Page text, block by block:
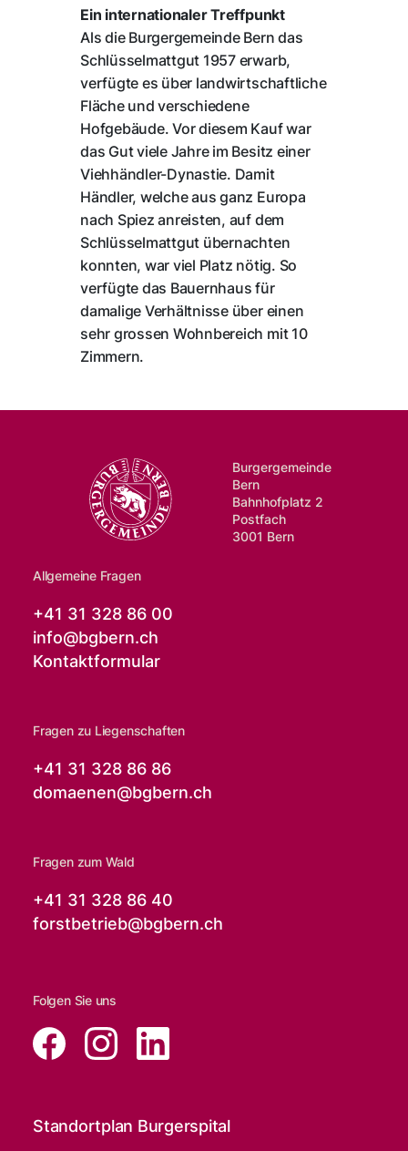
Ein internationaler Treffpunkt
Als die Burgergemeinde Bern das
Schlüsselmattgut 1957 erwarb,
verfügte es über landwirtschaftliche
Fläche und verschiedene
Hofgebäude. Vor diesem Kauf war
das Gut viele Jahre im Besitz einer
Viehhändler-Dynastie. Damit
Händler, welche aus ganz Europa
nach Spiez anreisten, auf dem
Schlüsselmattgut übernachten
konnten, war viel Platz nötig. So
verfügte das Bauernhaus für
damalige Verhältnisse über einen
sehr grossen Wohnbereich mit 10
Zimmern.
Burgergemeinde
Bern
Bahnhofplatz 2
Postfach
3001 Bern
Allgemeine Fragen
+41 31 328 86 00
info@bgbern.ch
Kontaktformular
Fragen zu Liegenschaften
+41 31 328 86 86
domaenen@bgbern.ch
Fragen zum Wald
+41 31 328 86 40
forstbetrieb@bgbern.ch
Folgen Sie uns
Standortplan Burgerspital